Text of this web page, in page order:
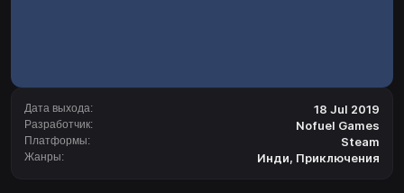
Дата выхода: 18 Jul 2019
Разработчик: Nofuel Games
Платформы: Steam
Жанры: Инди, Приключения